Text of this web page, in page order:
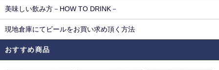
美味しい飲み方－HOW TO DRINK－
現地倉庫にてビールをお買い求め頂く方法
おすすめ商品